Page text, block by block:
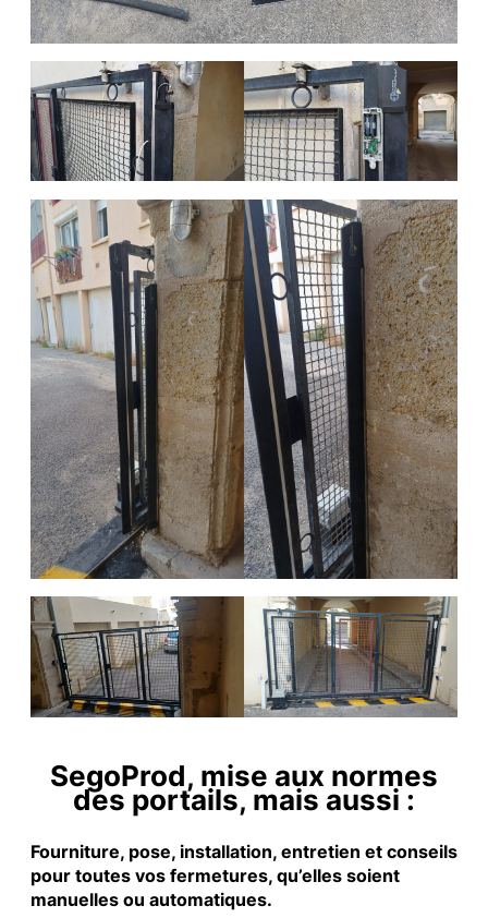
SegoProd, mise aux normes
des portails, mais aussi :
Fourniture, pose, installation, entretien et conseils
pour toutes vos fermetures, qu’elles soient
manuelles ou automatiques.